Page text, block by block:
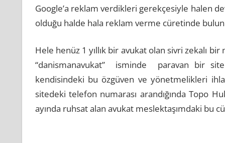
Google’a reklam verdikleri gerekçesiyle halen
olduğu halde hala reklam verme cüretinde
Hele henüz 1 yıllık bir avukat olan sivri zekalı
“danismanavukat” isminde paravan bir
kendisindeki bu özgüven ve yönetmelikleri
sitedeki telefon numarası arandığında Topo
ayında ruhsat alan avukat meslektaşımdaki bu